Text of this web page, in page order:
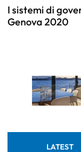
I sistemi di
Genova 2020
LATEST